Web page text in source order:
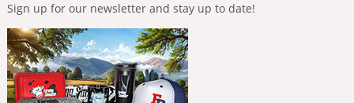
Sign up for our newsletter and stay up to date!